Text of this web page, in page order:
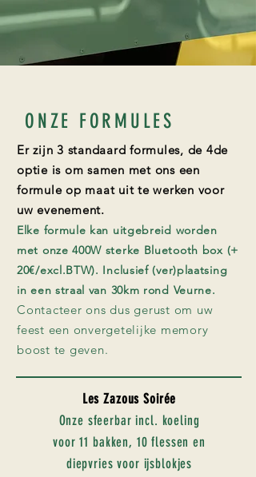
ONZE FORMULES
Er zijn 3 standaard formules, de 4de
optie is om samen met ons een
formule op maat uit te werken voor
uw evenement.
Elke formule kan uitgebreid worden
met onze 400W sterke Bluetooth box (+
20€/excl.BTW). Inclusief (ver)plaatsing
in een straal van 30km rond Veurne.
Contacteer ons dus gerust om uw
feest een onvergetelijke memory
boost te geven.
Les Zazous Soirée
Onze sfeerbar incl. koeling
voor 11 bakken, 10 flessen en
diepvries voor ijsblokjes